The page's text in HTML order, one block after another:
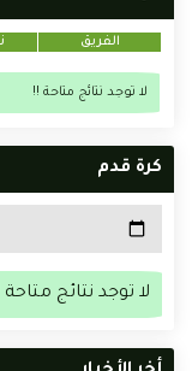
الفريق
لا توجد نتائج متاحة !!
كرة قدم
لا توجد نتائج متاحة